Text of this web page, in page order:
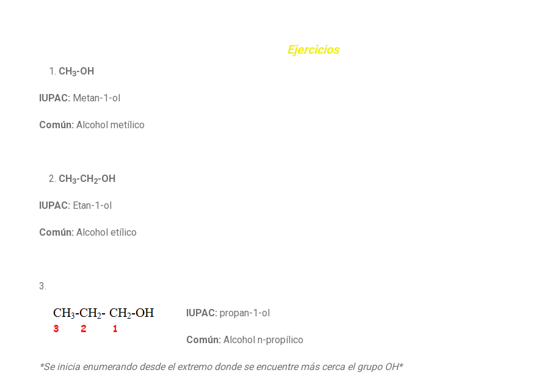
Ejercicios
CH3-OH
IUPAC: Metan-1-ol
Común: Alcohol metílico
CH3-CH2-OH
IUPAC: Etan-1-ol
Común: Alcohol etílico
3.
IUPAC: propan-1-ol
Común: Alcohol n-propílico
*Se inicia enumerando desde el extremo donde se encuentre más cerca el grupo OH*